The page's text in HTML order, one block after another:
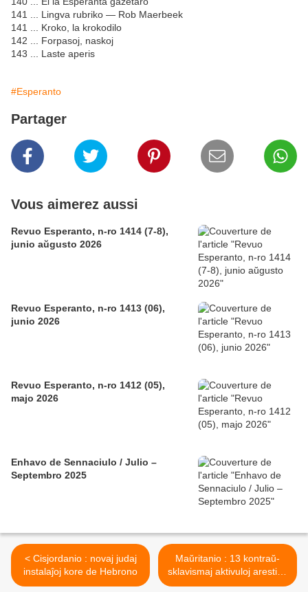
141 ... Lingva rubriko — Rob Maerbeek
141 ... Kroko, la krokodilo
142 ... Forpasoj, naskoj
143 ... Laste aperis
#Esperanto
Partager
Vous aimerez aussi
Revuo Esperanto, n-ro 1414 (7-8),
junio aŭgusto 2026
Revuo Esperanto, n-ro 1413 (06),
junio 2026
Revuo Esperanto, n-ro 1412 (05),
majo 2026
Enhavo de Sennaciulo / Julio –
Septembro 2025
< Cisjordanio : novaj judaj
instalaĵoj kore de Hebrono
Maŭritanio : 13 kontraŭ-
sklavismaj aktivuloj arestitaj
>